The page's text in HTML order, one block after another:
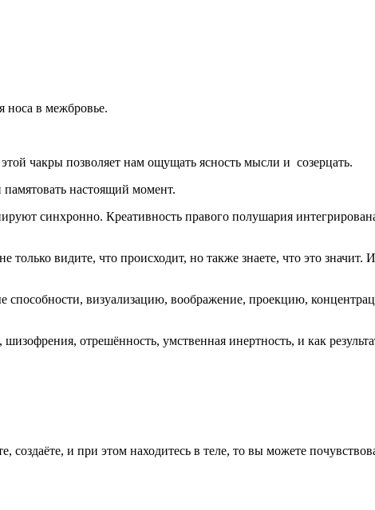
носа в межбровье.
чакры позволяет нам ощущать ясность мысли и созерцать.
памятовать настоящий момент.
синхронно. Креативность правого полушария
только видите, что происходит, но также знаете, что это значит.
способности, визуализацию, воображение, проекцию,
шизофрения, отрешённость, умственная инертность, и как
создаёте, и при этом находитесь в теле, то вы можете